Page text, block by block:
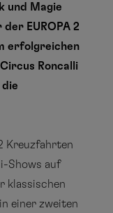
und Magie
EUROPA 2
erfolgreichen
Roncalli
Kreuzfahrten
Shows auf
klassischen
einer zweiten